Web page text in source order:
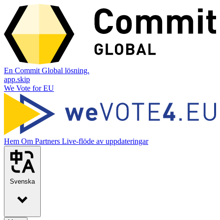
En Commit Global lösning.
app.skip
We Vote for EU
Hem Om Partners Live-flöde av uppdateringar
Svenska